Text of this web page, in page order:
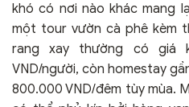
khó có nơi nào khác mang
một tour vườn cà phê kèm
rang xay thường có giá
VND/người, còn homestay
800.000 VND/đêm tùy mùa.